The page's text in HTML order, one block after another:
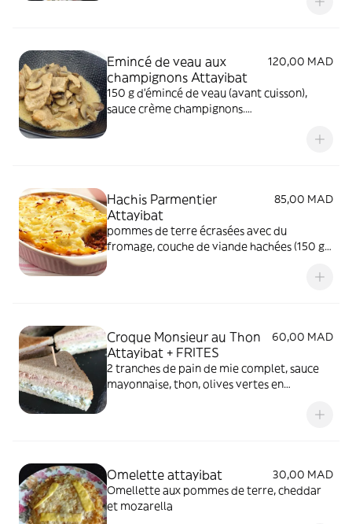
Emincé de veau aux
champignons Attayibat
120,00 MAD
150 g d'émincé de veau (avant cuisson),
sauce crème champignons.
Hachis Parmentier
Attayibat
85,00 MAD
pommes de terre écrasées avec du
fromage, couche de viande hachées (150 g)
mozarella. assaisonné au sel uniquement et
Croque Monsieur au Thon
Attayibat + FRITES
60,00 MAD
2 tranches de pain de mie complet, sauce
mayonnaise, thon, olives vertes en
niveau de la panineuse. Accompagnement
Omelette attayibat
30,00 MAD
Omellette aux pommes de terre, cheddar
et mozarella